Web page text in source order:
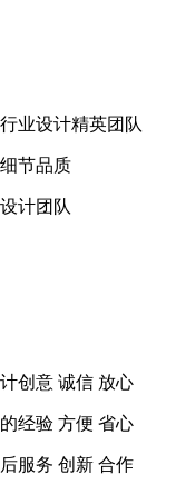
业设计精英团队
节品质
计团队
创意 诚信 放心
经验 方便 省心
服务 创新 合作